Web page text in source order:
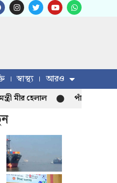
স্বাস্থ্য আরও
হেলাল পাঁচ হাজার মানুষ